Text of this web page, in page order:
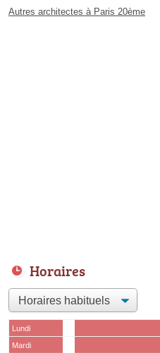
Autres architectes à Paris 20ème
Horaires
Lundi
Mardi